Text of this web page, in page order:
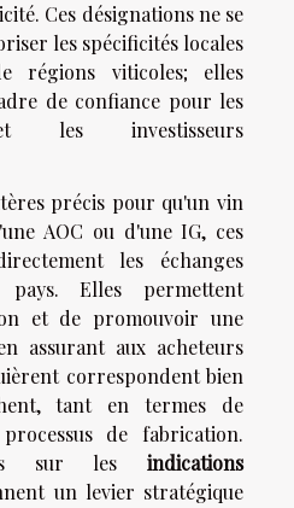
Ces désignations ne se
les spécificités locales
régions viticoles; elles
de confiance pour les
et les investisseurs
précis pour qu'un vin
AOC ou d'une IG, ces
les échanges
pays. Elles permettent
et de promouvoir une
assurant aux acheteurs
correspondent bien
tant en termes de
de fabrication.
sur les indications
un levier stratégique